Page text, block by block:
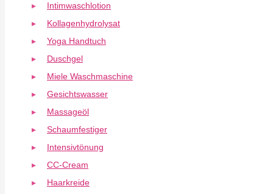
Intimwaschlotion
Kollagenhydrolysat
Yoga Handtuch
Duschgel
Miele Waschmaschine
Gesichtswasser
Massageöl
Schaumfestiger
Intensivtönung
CC-Cream
Haarkreide